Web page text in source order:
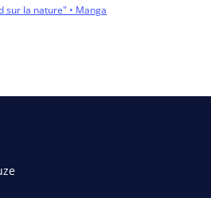
sur la nature" • Manga